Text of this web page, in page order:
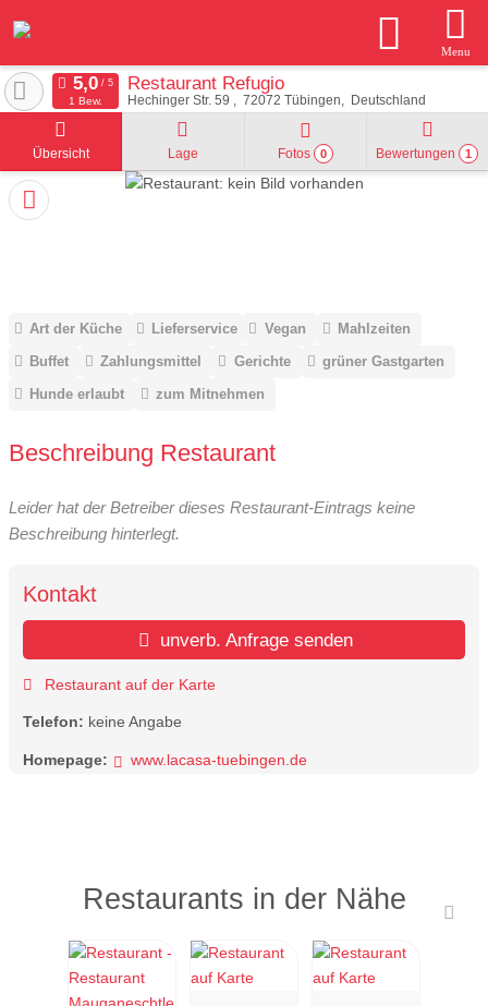
Menu
Restaurant Refugio
Hechinger Str. 59 72072 Tübingen Deutschland
1 Bew.
Übersicht Lage Fotos 0 Bewertungen 1
Art der Küche Lieferservice Vegan
Mahlzeiten
Buffet
Zahlungsmittel Gerichte
grüner Gastgarten
Hunde erlaubt
zum Mitnehmen
Beschreibung Restaurant
Leider hat der Betreiber dieses Restaurant-Eintrags keine
Beschreibung hinterlegt.
Kontakt
unverb. Anfrage senden
Restaurant auf der Karte
Telefon: keine Angabe
Homepage: www.lacasa-tuebingen.de
Restaurants in der Nähe